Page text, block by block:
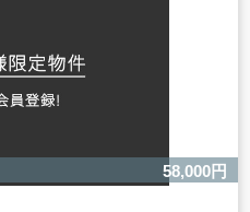
58,000円